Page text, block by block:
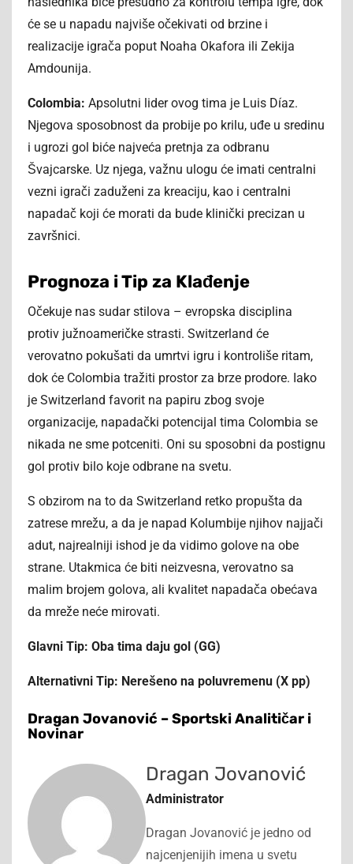
će se u napadu najviše očekivati od brzine i
realizacije igrača poput Noaha Okafora ili Zekija
Amdounija.
Colombia: Apsolutni lider ovog tima je Luis Díaz.
Njegova sposobnost da probije po krilu, uđe u sredinu
i ugrozi gol biće najveća pretnja za odbranu
Švajcarske. Uz njega, važnu ulogu će imati centralni
vezni igrači zaduženi za kreaciju, kao i centralni
napadač koji će morati da bude klinički precizan u
završnici.
Prognoza i Tip za Klađenje
Očekuje nas sudar stilova – evropska disciplina
protiv južnoameričke strasti. Switzerland će
verovatno pokušati da umrtvi igru i kontroliše ritam,
dok će Colombia tražiti prostor za brze prodore. Iako
je Switzerland favorit na papiru zbog svoje
organizacije, napadački potencijal tima Colombia se
nikada ne sme potceniti. Oni su sposobni da postignu
gol protiv bilo koje odbrane na svetu.
S obzirom na to da Switzerland retko propušta da
zatrese mrežu, a da je napad Kolumbije njihov najjači
adut, najrealniji ishod je da vidimo golove na obe
strane. Utakmica će biti neizvesna, verovatno sa
malim brojem golova, ali kvalitet napadača obećava
da mreže neće mirovati.
Glavni Tip: Oba tima daju gol (GG)
Alternativni Tip: Nerešeno na poluvremenu (X pp)
Dragan Jovanović – Sportski Analitičar i
Novinar
Dragan Jovanović
Administrator
Dragan Jovanović je jedno od
najcenjenijih imena u svetu